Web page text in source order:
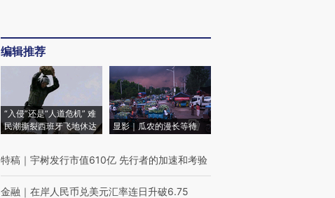
编辑推荐
“入侵”还是“人道危机” 难
民潮撕裂西班牙飞地休达
显影｜瓜农的漫长等待
特稿 ｜ 宇树发行市值610亿 先行者的加速和考验
金融 ｜ 在岸人民币兑美元汇率连日升破6.75